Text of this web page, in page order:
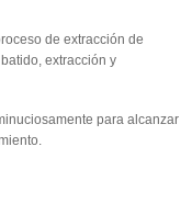
de extracción de
extracción y
para alcanzar